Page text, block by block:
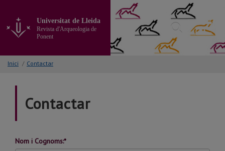
contingut
principal
la
pàgina
Universitat de Lleida
Revista d'Arqueologia de
Ponent
Inici / Contactar
Contactar
Nom i Cognoms:*